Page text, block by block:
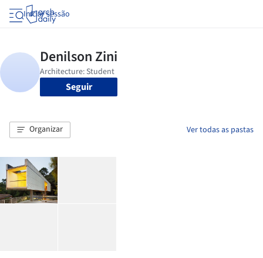
Iniciar sessão
Seguir
Organizar Ver todas as pastas